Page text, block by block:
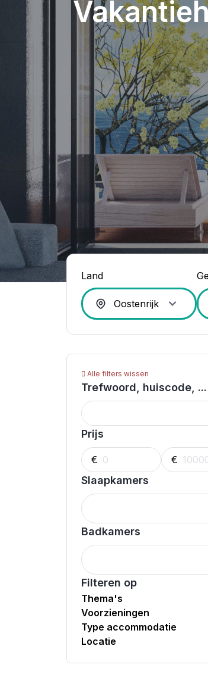
Land
Alle filters wissen
Trefwoord, huiscode, ...
Prijs
€ €
Slaapkamers
Badkamers
Filteren op
Thema's
Voorzieningen
Type accommodatie
Locatie